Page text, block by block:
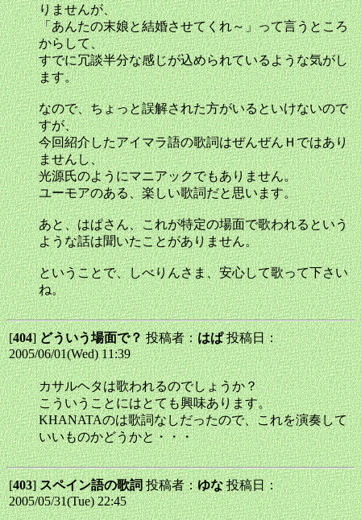
りませんが、
「あんたの末娘と結婚させてくれ～」って言うところ
からして、
すでに冗談半分な感じが込められているような気がし
ます。
なので、ちょっと誤解された方がいるといけないので
すが、
今回紹介したアイマラ語の歌詞はぜんぜんＨではあり
ませんし、
光源氏のようにマニアックでもありません。
ユーモアのある、楽しい歌詞だと思います。
あと、はぱさん、これが特定の場面で歌われるという
ような話は聞いたことがありません。
ということで、しべりんさま、安心して歌って下さい
ね。
[404]どういう場面で？投稿者：はぱ投稿日：
2005/06/01(Wed) 11:39
カサルヘタは歌われるのでしょうか？
こういうことにはとても興味あります。
KHANATAのは歌詞なしだったので、これを演奏して
いいものかどうかと・・・
[403]スペイン語の歌詞投稿者：ゆな投稿日：
2005/05/31(Tue) 22:45